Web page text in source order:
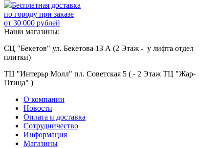
Бесплатная доставка
по городу при заказе
от 30 000 рублей
Наши магазины:
СЦ "Бекетов" ул. Бекетова 13 А (2 Этаж - у лифта отдел
плитки)
ТЦ "Интерьр Молл" пл. Советская 5 ( - 2 Этаж ТЦ "Жар-
Птица" )
О компании
Новости
Оплата и доставка
Сотрудничество
Информация
Магазины